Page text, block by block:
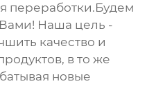
переработки.Будем
Наша цель -
качество и
в то же
новые